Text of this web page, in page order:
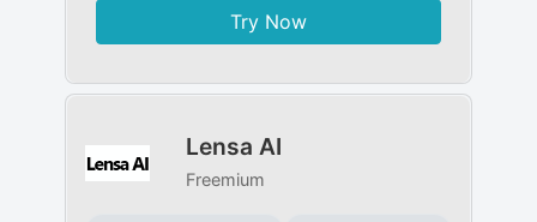
Try Now
Lensa AI
Freemium